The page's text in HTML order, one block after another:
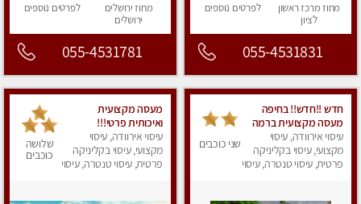
מחוז מרכזראשון
לציון
לפרטים נוספים
055-4531831
מחוז ירושלים
ירושלים
לפרטים נוספים
055-4531781
חדש !!חדש!! בחיפה
מעסה מקצועית ברמה
גבוה
עיסוי אירוודה, עיסוי
מקצועי, עיסוי בקליניקה
פרטית, עיסוי טנטרה, עיסוי
שני כוכבים
מעסה מקצועית
ואיכותית פרטי!!!
עיסוי אירוודה, עיסוי
מקצועי, עיסוי בקליניקה
פרטית, עיסוי טנטרה, עיסוי
שלושה
כוכבים